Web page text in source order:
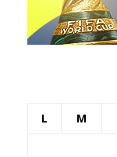
L M